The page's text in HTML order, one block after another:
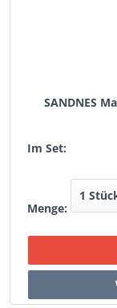
SANDNES
Im Set:
Menge: